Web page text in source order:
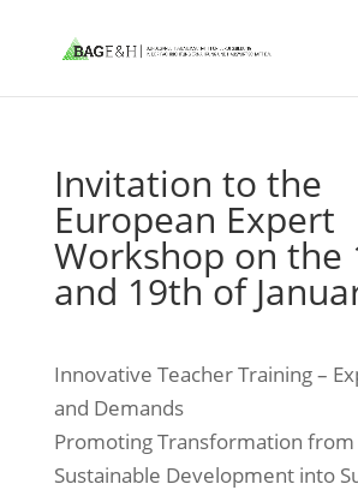
Invitation to the
European Expert
Workshop on the
and 19th of
Innovative Teacher Training –
and Demands
Promoting Transformation
Sustainable Development into